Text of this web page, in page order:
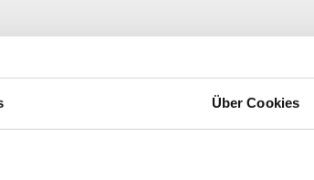
Über Cookies